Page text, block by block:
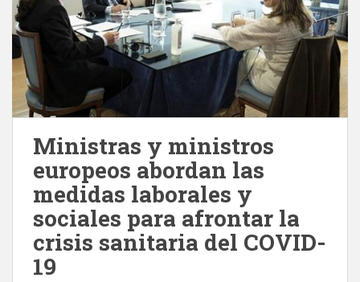
Ministras y ministros
europeos abordan las
medidas laborales y
sociales para afrontar la
crisis sanitaria del COVID-
19